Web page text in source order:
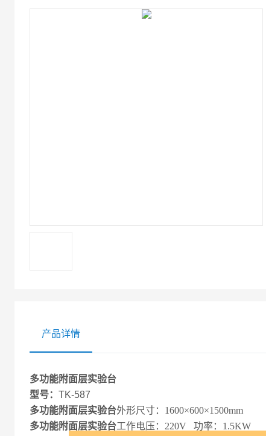
产品详情
多功能附面层实验台
型号： TK-587
多功能附面层实验台外形尺寸：1600×600×1500mm
多功能附面层实验台工作电压：220V 功率：1.5KW